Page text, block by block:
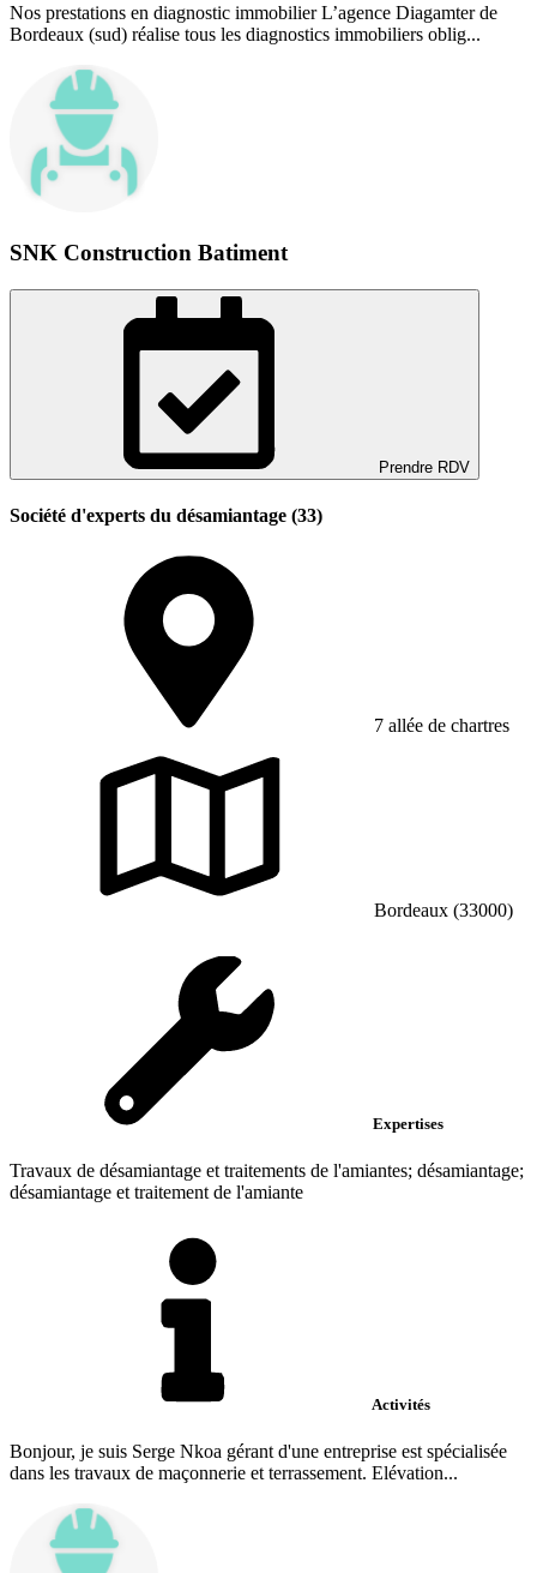
Nos prestations en diagnostic immobilier L’agence Diagamter de
Bordeaux (sud) réalise tous les diagnostics immobiliers oblig...
SNK Construction Batiment
Prendre RDV
Société d'experts du désamiantage (33)
7 allée de chartres
Bordeaux (33000)
Expertises
Travaux de désamiantage et traitements de l'amiantes; désamiantage;
désamiantage et traitement de l'amiante
Activités
Bonjour, je suis Serge Nkoa gérant d'une entreprise est spécialisée
dans les travaux de maçonnerie et terrassement. Elévation...